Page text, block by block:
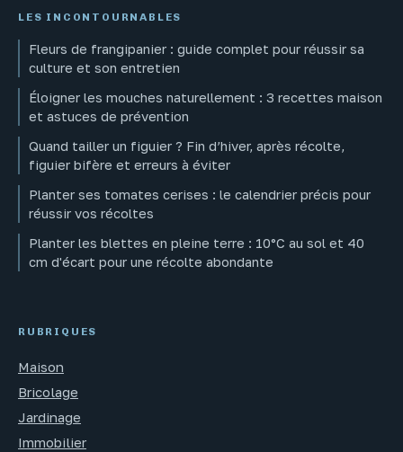
LES INCONTOURNABLES
Fleurs de frangipanier : guide complet pour réussir sa
culture et son entretien
Éloigner les mouches naturellement : 3 recettes maison
et astuces de prévention
Quand tailler un figuier ? Fin d’hiver, après récolte,
figuier bifère et erreurs à éviter
Planter ses tomates cerises : le calendrier précis pour
réussir vos récoltes
Planter les blettes en pleine terre : 10°C au sol et 40
cm d'écart pour une récolte abondante
RUBRIQUES
Maison
Bricolage
Jardinage
Immobilier